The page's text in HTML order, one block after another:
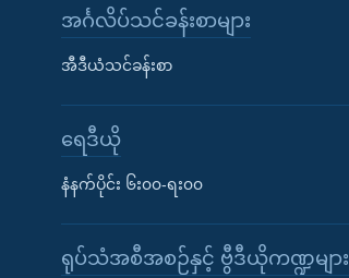
အင်္ဂလိပ်သင်ခန်းစာများ
အီဒီယံသင်ခန်းစာ
ရေဒီယို
နံနက်ပိုင်း ၆း၀၀-ရး၀၀
ရုပ်သံအစီအစဉ်နှင့် ဗွီဒီယိုကဏ္ဍများ